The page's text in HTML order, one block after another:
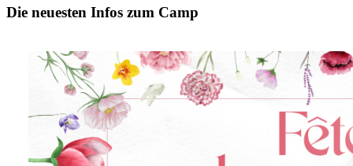
Die neuesten Infos zum Camp